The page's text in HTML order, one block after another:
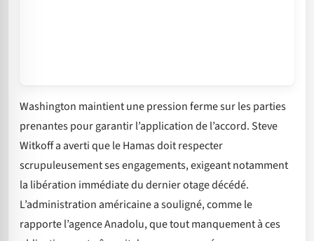
Washington maintient une pression ferme sur les parties
prenantes pour garantir l’application de l’accord. Steve
Witkoff a averti que le Hamas doit respecter
scrupuleusement ses engagements, exigeant notamment
la libération immédiate du dernier otage décédé.
L’administration américaine a souligné, comme le
rapporte l’agence Anadolu, que tout manquement à ces